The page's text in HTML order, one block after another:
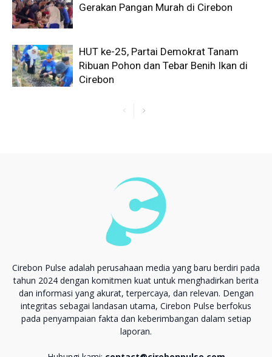
Gerakan Pangan Murah di Cirebon
HUT ke-25, Partai Demokrat Tanam
Ribuan Pohon dan Tebar Benih Ikan di
Cirebon
Cirebon Pulse adalah perusahaan media yang baru berdiri pada
tahun 2024 dengan komitmen kuat untuk menghadirkan berita
dan informasi yang akurat, terpercaya, dan relevan. Dengan
integritas sebagai landasan utama, Cirebon Pulse berfokus
pada penyampaian fakta dan keberimbangan dalam setiap
laporan.